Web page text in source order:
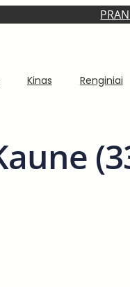
Kinas Renginiai